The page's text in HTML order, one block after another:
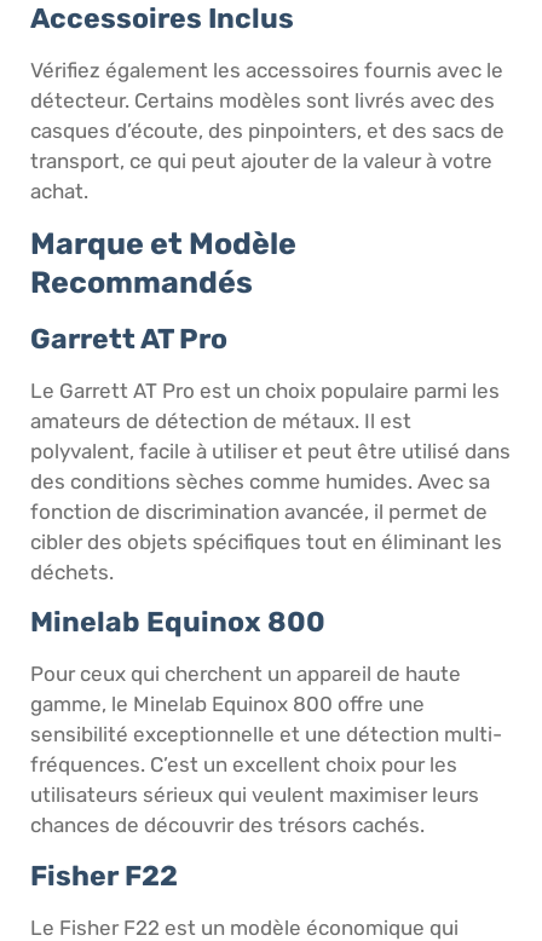
Accessoires Inclus
Vérifiez également les accessoires fournis avec le
détecteur. Certains modèles sont livrés avec des
casques d’écoute, des pinpointers, et des sacs de
transport, ce qui peut ajouter de la valeur à votre
achat.
Marque et Modèle
Recommandés
Garrett AT Pro
Le Garrett AT Pro est un choix populaire parmi les
amateurs de détection de métaux. Il est
polyvalent, facile à utiliser et peut être utilisé dans
des conditions sèches comme humides. Avec sa
fonction de discrimination avancée, il permet de
cibler des objets spécifiques tout en éliminant les
déchets.
Minelab Equinox 800
Pour ceux qui cherchent un appareil de haute
gamme, le Minelab Equinox 800 offre une
sensibilité exceptionnelle et une détection multi-
fréquences. C’est un excellent choix pour les
utilisateurs sérieux qui veulent maximiser leurs
chances de découvrir des trésors cachés.
Fisher F22
Le Fisher F22 est un modèle économique qui